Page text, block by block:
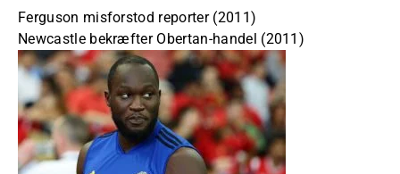
Ferguson misforstod reporter (2011)
Newcastle bekræfter Obertan-handel (2011)